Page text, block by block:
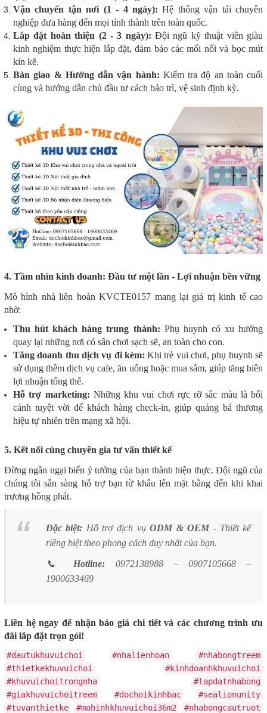
Vận chuyển tận nơi (1 - 4 ngày): Hệ thống vận tải chuyên
nghiệp đưa hàng đến mọi tỉnh thành trên toàn quốc.
Lắp đặt hoàn thiện (2 - 3 ngày): Đội ngũ kỹ thuật viên giàu
kinh nghiệm thực hiện lắp đặt, đảm bảo các mối nối và bọc mút
kín kẽ.
Bàn giao & Hướng dẫn vận hành: Kiểm tra độ an toàn cuối
cùng và hướng dẫn chủ đầu tư cách bảo trì, vệ sinh định kỳ.
4. Tầm nhìn kinh doanh: Đầu tư một lần - Lợi nhuận bền vững
Mô hình nhà liên hoàn KVCTE0157 mang lại giá trị kinh tế cao
nhờ:
Thu hút khách hàng trung thành: Phụ huynh có xu hướng
quay lại những nơi có sân chơi sạch sẽ, an toàn cho con.
Tăng doanh thu dịch vụ đi kèm: Khi trẻ vui chơi, phụ huynh sẽ
sử dụng thêm dịch vụ cafe, ăn uống hoặc mua sắm, giúp tăng biên
lợi nhuận tổng thể.
Hỗ trợ marketing: Những khu vui chơi rực rỡ sắc màu là bối
cảnh tuyệt vời để khách hàng check-in, giúp quảng bá thương
hiệu tự nhiên trên mạng xã hội.
5. Kết nối cùng chuyên gia tư vấn thiết kế
Đừng ngần ngại biến ý tưởng của bạn thành hiện thực. Đội ngũ của
chúng tôi sẵn sàng hỗ trợ bạn từ khâu lên mặt bằng đến khi khai
trương hồng phát.
Đặc biệt: Hỗ trợ dịch vụODM & OEM- Thiết kế
riêng biệt theo phong cách duy nhất của bạn.
📞 Hotline: 0972138988 – 0907105668 –
1900633469
Liên hệ ngay để nhận báo giá chi tiết và các chương trình ưu
đãi lắp đặt trọn gói!
#dautukhuvuichoi #nhalienhoan
#nhabongtreem
#thietkekhuvuichoi
#kinhdoanhkhuvuichoi
#khuvuichoitrongnha
#lapdatnhabong
#giakhuvuichoitreem
#dochoikinhbac
#sealionunity
#tuvanthietke
#mohinhkhuvuichoi36m2
#nhabongcautruot